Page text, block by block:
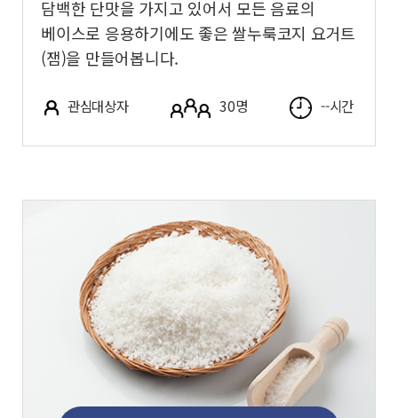
담백한 단맛을 가지고 있어서 모든 음료의
베이스로 응용하기에도 좋은 쌀누룩코지 요거트
(잼)을 만들어봅니다.
관심대상자 30명 --시간